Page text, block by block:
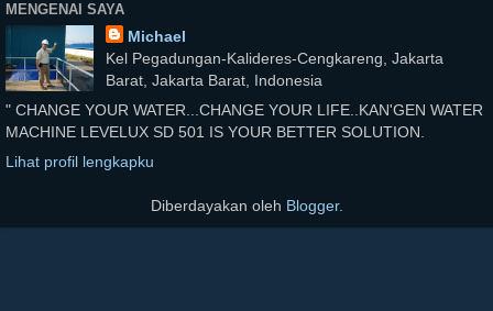
MENGENAI SAYA
Michael
Kel Pegadungan-Kalideres-Cengkareng, Jakarta
Barat, Jakarta Barat, Indonesia
" CHANGE YOUR WATER...CHANGE YOUR LIFE..KAN'GEN WATER
MACHINE LEVELUX SD 501 IS YOUR BETTER SOLUTION.
Lihat profil lengkapku
Diberdayakan oleh Blogger.